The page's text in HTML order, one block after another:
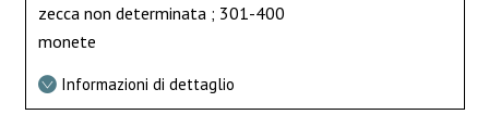
zecca non determinata ; 301-400
monete
Informazioni di dettaglio